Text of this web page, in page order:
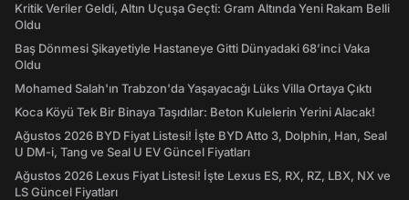
Kritik Veriler Geldi, Altın Uçuşa Geçti: Gram Altında Yeni Rakam Belli
Oldu
Baş Dönmesi Şikayetiyle Hastaneye Gitti Dünyadaki 68’inci Vaka
Oldu
Mohamed Salah'ın Trabzon'da Yaşayacağı Lüks Villa Ortaya Çıktı
Koca Köyü Tek Bir Binaya Taşıdılar: Beton Kulelerin Yerini Alacak!
Ağustos 2026 BYD Fiyat Listesi! İşte BYD Atto 3, Dolphin, Han, Seal
U DM-i, Tang ve Seal U EV Güncel Fiyatları
Ağustos 2026 Lexus Fiyat Listesi! İşte Lexus ES, RX, RZ, LBX, NX ve
LS Güncel Fiyatları